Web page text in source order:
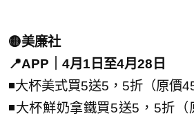
🟡美廉社
📍APP｜4月1日至4月28日
◾大杯美式買5送5，5折（原價
◾大杯鮮奶拿鐵買5送5，5折